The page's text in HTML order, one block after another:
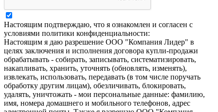
Настоящим подтверждаю, что я ознакомлен и согласен с
условиями политики конфиденциальности:
Настоящим я даю разрешение ООО "Компания Лидер" в
целях заключения и исполнения договора купли-продажи
обрабатывать - собирать, записывать, систематизировать,
накапливать, хранить, уточнять (обновлять, изменять),
извлекать, использовать, передавать (в том числе поручать
обработку другим лицам), обезличивать, блокировать,
удалять, уничтожать - мои персональные данные: фамилию,
имя, номера домашнего и мобильного телефонов, адрес